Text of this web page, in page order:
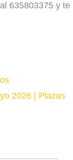
635803375 y te
2026 | Plazas